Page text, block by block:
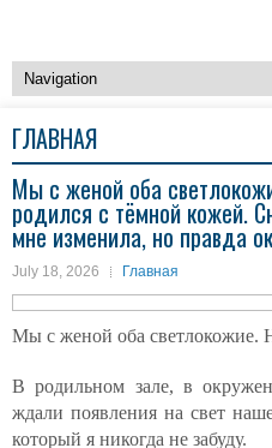
ГЛАВНАЯ
Мы с женой оба
родился с тёмной кожей.
мне изменила, но правда
July 18, 2026 Главная
Мы с женой оба светлокожие.
В родильном зале, в
ждали появления на свет
который я никогда не забуду.